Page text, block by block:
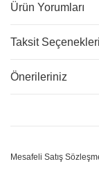
Ürün Yorumları
Taksit Seçenekleri
Önerileriniz
Mesafeli Satış